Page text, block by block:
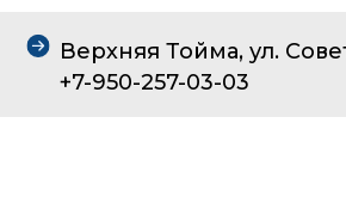
Верхняя Тойма, ул.
+7-950-257-03-03